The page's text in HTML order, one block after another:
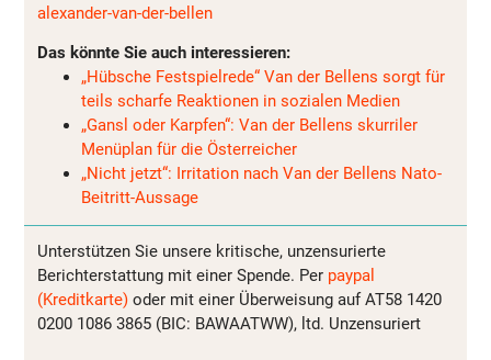
alexander-van-der-bellen
Das könnte Sie auch interessieren:
„Hübsche Festspielrede“ Van der Bellens sorgt für
teils scharfe Reaktionen in sozialen Medien
„Gansl oder Karpfen“: Van der Bellens skurriler
Menüplan für die Österreicher
„Nicht jetzt“: Irritation nach Van der Bellens Nato-
Beitritt-Aussage
Unterstützen Sie unsere kritische, unzensurierte
Berichterstattung mit einer Spende. Per paypal
(Kreditkarte) oder mit einer Überweisung auf AT58 1420
0200 1086 3865 (BIC: BAWAATWW), ltd. Unzensuriert